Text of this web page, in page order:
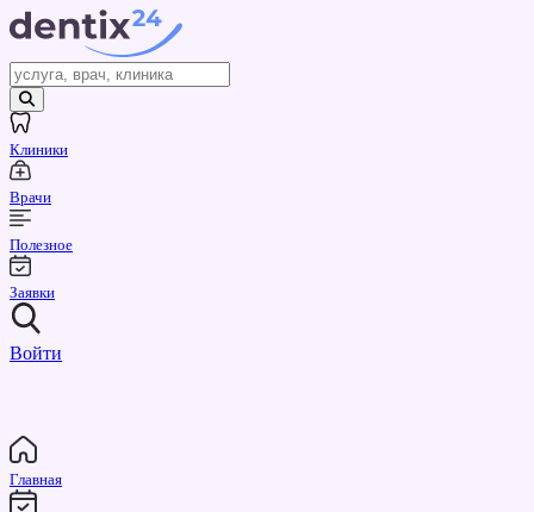
Клиники
Врачи
Полезное
Заявки
Войти
Главная